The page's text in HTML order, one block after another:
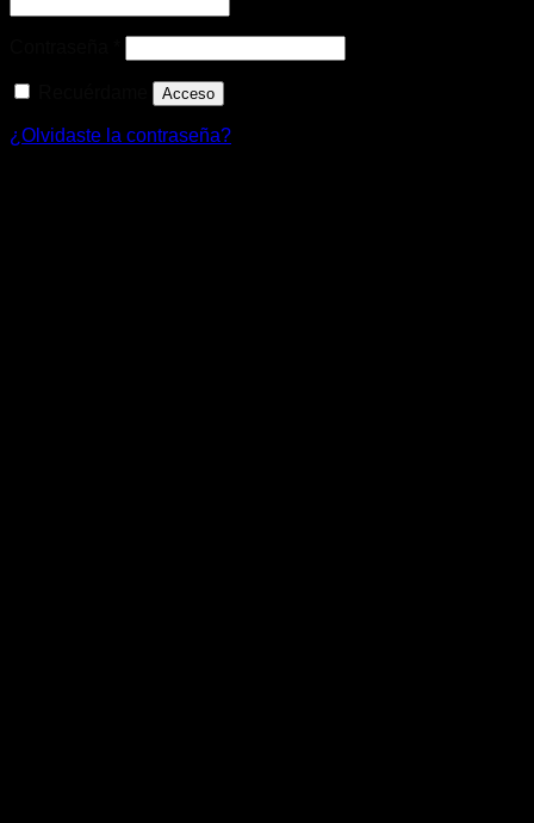
Acceso
¿Olvidaste la contraseña?